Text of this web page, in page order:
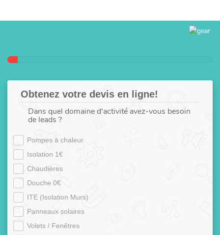
Obtenez votre devis en ligne!
Dans quel domaine d'activité avez-vous besoin
de leads ?
Pompes à chaleur
Isolation 1€
Chaudières
Douche 0€
ITE (Isolation Murs)
Panneaux solaires
Volets / Fenêtres